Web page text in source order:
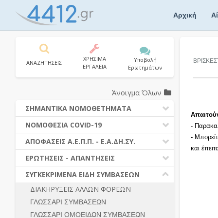
Αρχική
-
-
και
ΑΝΑΖΗΤΗΣΕΙΣ
ΧΡΗΣΙΜΑ
ΕΡΓΑΛΕΙΑ
Υποβολή
Ερωτημάτων
Άνοιγμα Όλων
ΣΗΜΑΝΤΙΚΑ ΝΟΜΟΘΕΤΗΜΑΤΑ
ΔΗΜΟΣΙΕΣ ΣΥΜΒΑΣΕΙΣ (Ν. 4412/2016)
ΔΗΜΟΤΙΚΟΣ ΚΩΔΙΚΑΣ (Ν.3463/2006)
ΚΑΛΛΙΚΡΑΤΗΣ (Ν.3852/2010)
ΝΟΜΟΘΕΣΙΑ - ΝΟΜΟΛΟΓΙΑ (ΣΥΝΟΛΟ)
ΝΟΜΟΘΕΣΙΑ COVID-19
ΝΟΜΟΘΕΣΙΑ - ΝΟΜΟΛΟΓΙΑ COVID -19
ΕΡΩΤΗΣΕΙΣ - ΑΠΑΝΤΗΣΕΙΣ
ΑΠΟΦΑΣΕΙΣ Α.Ε.Π.Π. - Ε.Α.ΔΗ.ΣΥ.
ΠΡΟΔΙΚΑΣΤΙΚΗ ΠΡΟΣΦΥΓΗ
ΓΕΝΙΚΟΙ ΚΑΝΟΝΕΣ
ΔΙΚΑΙΟΥΜΕΝΟΙ ΣΥΜΜΕΤΟΧΗΣ
ΠΡΟΣΦΟΡΕΣ – ΔΙΚΑΙΟΛΟΓΗΤΙΚΑ
ΣΥΜΜΕΤΟΧΗΣ
ΕΡΩΤΗΣΕΙΣ - ΑΠΑΝΤΗΣΕΙΣ
Ν. 4782/2021 - ΤΡΟΠΟΠΟΙΗΣΗ
4412/2016
ΔΙΕΞΑΓΩΓΗ ΔΙΑΔΙΚΑΣΙΑΣ
ΔΙΑΔΙΚΑΣΙΕΣ ΑΝΑΘΕΣΗΣ
ΣΥΓΚΕΚΡΙΜΕΝΑ ΕΙΔΗ ΣΥΜΒΑΣΕΩΝ
ΔΙΑΚΗΡΥΞΕΙΣ ΑΛΛΩΝ ΦΟΡΕΩΝ
ΓΛΩΣΣΑΡΙ ΣΥΜΒΑΣΕΩΝ
ΓΛΩΣΣΑΡΙ ΟΜΟΕΙΔΩΝ ΣΥΜΒΑΣΕΩΝ